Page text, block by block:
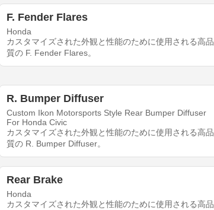
F. Fender Flares
Honda
カスタマイズされた外観と性能のために使用される高品
質の F. Fender Flares。
R. Bumper Diffuser
Custom Ikon Motorsports Style Rear Bumper Diffuser
For Honda Civic
カスタマイズされた外観と性能のために使用される高品
質の R. Bumper Diffuser。
Rear Brake
Honda
カスタマイズされた外観と性能のために使用される高品